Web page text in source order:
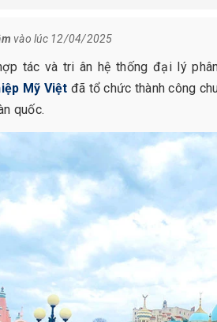
vào lúc 12/04/2025
tác và tri ân hệ thống đại lý
Mỹ Việt đã tổ chức thành công
quốc.